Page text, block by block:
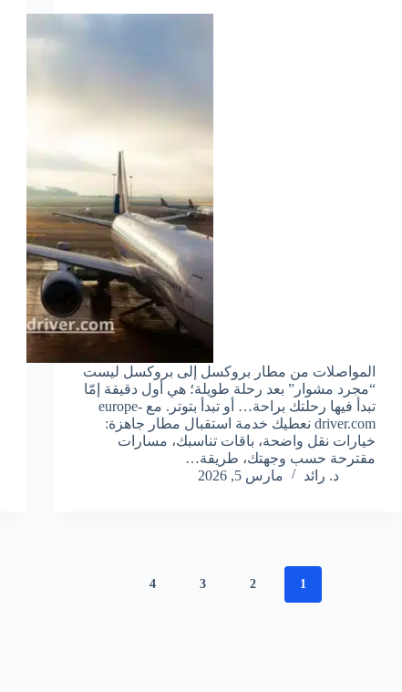
المواصلات من مطار بروكسل إلى بروكسل ليست
“مجرد مشوار” بعد رحلة طويلة؛ هي أول دقيقة إمّا
تبدأ فيها رحلتك براحة… أو تبدأ بتوتر. مع europe-
driver.com نعطيك خدمة استقبال مطار جاهزة:
خيارات نقل واضحة، باقات تناسبك، مسارات
مقترحة حسب وجهتك، طريقة…
د. رائد
مارس 5, 2026
1
2
3
4